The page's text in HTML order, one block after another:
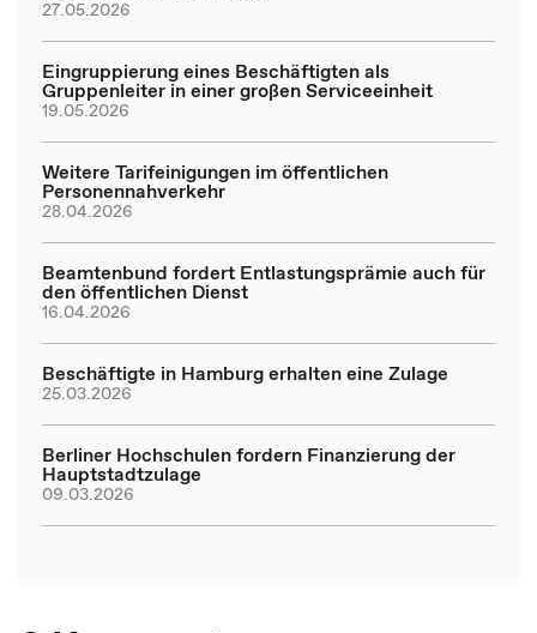
27.05.2026
Eingruppierung eines Beschäftigten als
Gruppenleiter in einer großen Serviceeinheit
19.05.2026
Weitere Tarifeinigungen im öffentlichen
Personennahverkehr
28.04.2026
Beamtenbund fordert Entlastungsprämie auch für
den öffentlichen Dienst
16.04.2026
Beschäftigte in Hamburg erhalten eine Zulage
25.03.2026
Berliner Hochschulen fordern Finanzierung der
Hauptstadtzulage
09.03.2026